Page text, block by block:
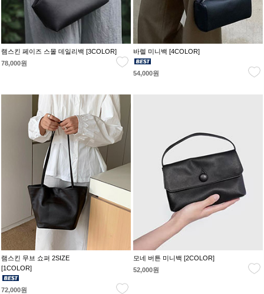
램스킨 페이즈 스몰 데일리백 [3COLOR]
78,000원
바렐 미니백 [4COLOR]
54,000원
램스킨 무브 쇼퍼 2SIZE
[1COLOR]
72,000원
모네 버튼 미니백 [2COLOR]
52,000원